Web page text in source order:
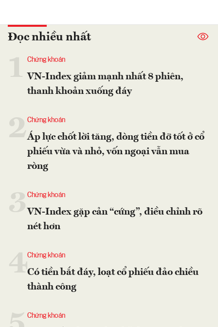
Đọc nhiều nhất
Chứng khoán
VN-Index giảm mạnh nhất 8 phiên,
thanh khoản xuống đáy
2Chứng khoán
Áp lực chốt lời tăng, dòng tiền đỡ tốt ở cổ
phiếu vừa và nhỏ, vốn ngoại vẫn mua
ròng
Chứng khoán
VN-Index gặp cản “cứng”, điều chỉnh rõ
nét hơn
4Chứng khoán
Có tiền bắt đáy, loạt cổ phiếu đảo chiều
thành công
Chứng khoán